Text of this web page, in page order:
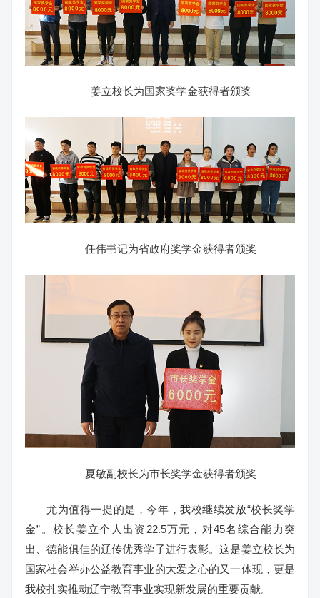
姜立校长为国家奖学金获得者颁奖
任伟书记为省政府奖学金获得者颁奖
夏敏副校长为市长奖学金获得者颁奖
尤为值得一提的是，今年，我校继续发放“校长奖学
金”。校长姜立个人出资22.5万元，对45名综合能力突
出、德能俱佳的辽传优秀学子进行表彰。这是姜立校长为
国家社会举办公益教育事业的大爱之心的又一体现，更是
我校扎实推动辽宁教育事业实现新发展的重要贡献。